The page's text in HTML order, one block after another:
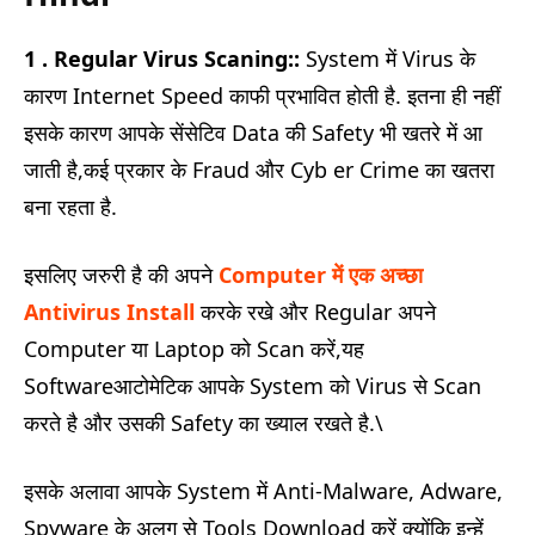
1 . Regular Virus Scaning:: System में Virus के
कारण Internet Speed काफी प्रभावित होती है. इतना ही नहीं
इसके कारण आपके सेंसेटिव Data की Safety भी खतरे में आ
जाती है,कई प्रकार के Fraud और Cyb er Crime का खतरा
बना रहता है.
इसलिए जरुरी है की अपने Computer में एक अच्छा
Antivirus Installकरके रखे और Regular अपने
Computer या Laptop को Scan करें,यह
Softwareआटोमेटिक आपके System को Virus से Scan
करते है और उसकी Safety का ख्याल रखते है.\
इसके अलावा आपके System में Anti-Malware, Adware,
Spyware के अलग से Tools Download करें क्योंकि इन्हें